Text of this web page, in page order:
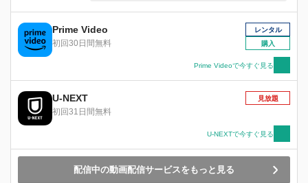
立ち向かう。
Prime Video
初回30日間無料
レンタル
購入
Prime Videoで今すぐ見る
U-NEXT
初回31日間無料
見放題
U-NEXTで今すぐ見る
配信中の動画配信サービスをもっと見る